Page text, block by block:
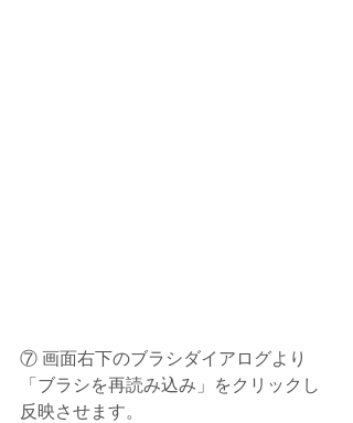
⑦ 画面右下のブラシダイアログより
「ブラシを再読み込み」をクリックし
反映させます。